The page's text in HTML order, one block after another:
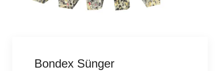
Bondex Sünger